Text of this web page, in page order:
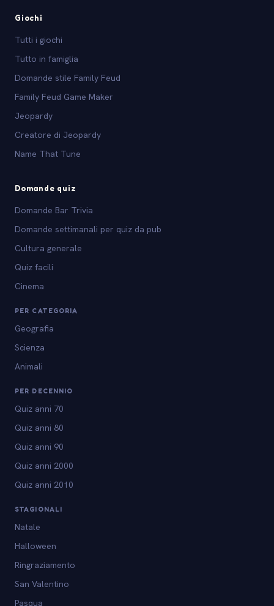
Giochi
Tutti i giochi
Tutto in famiglia
Domande stile Family Feud
Family Feud Game Maker
Jeopardy
Creatore di Jeopardy
Name That Tune
Domande quiz
Domande Bar Trivia
Domande settimanali per quiz da pub
Cultura generale
Quiz facili
Cinema
PER CATEGORIA
Geografia
Scienza
Animali
PER DECENNIO
Quiz anni 70
Quiz anni 80
Quiz anni 90
Quiz anni 2000
Quiz anni 2010
STAGIONALI
Natale
Halloween
Ringraziamento
San Valentino
Pasqua